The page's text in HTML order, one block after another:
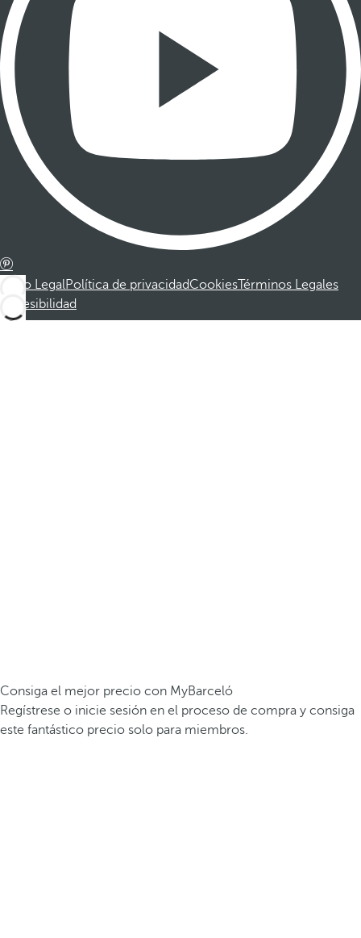
Aviso LegalPolítica de privacidadCookiesTérminos Legales
Accesibilidad
Consiga el mejor precio con MyBarceló
Regístrese o inicie sesión en el proceso de compra y consiga
este fantástico precio solo para miembros.